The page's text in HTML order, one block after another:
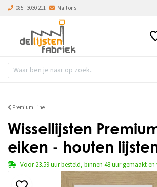
085 - 3030 211 Mail ons
Premium Line
Wissellijsten
eiken - houten
Voor 23.59 uur besteld, binnen 48 uur gemaakt